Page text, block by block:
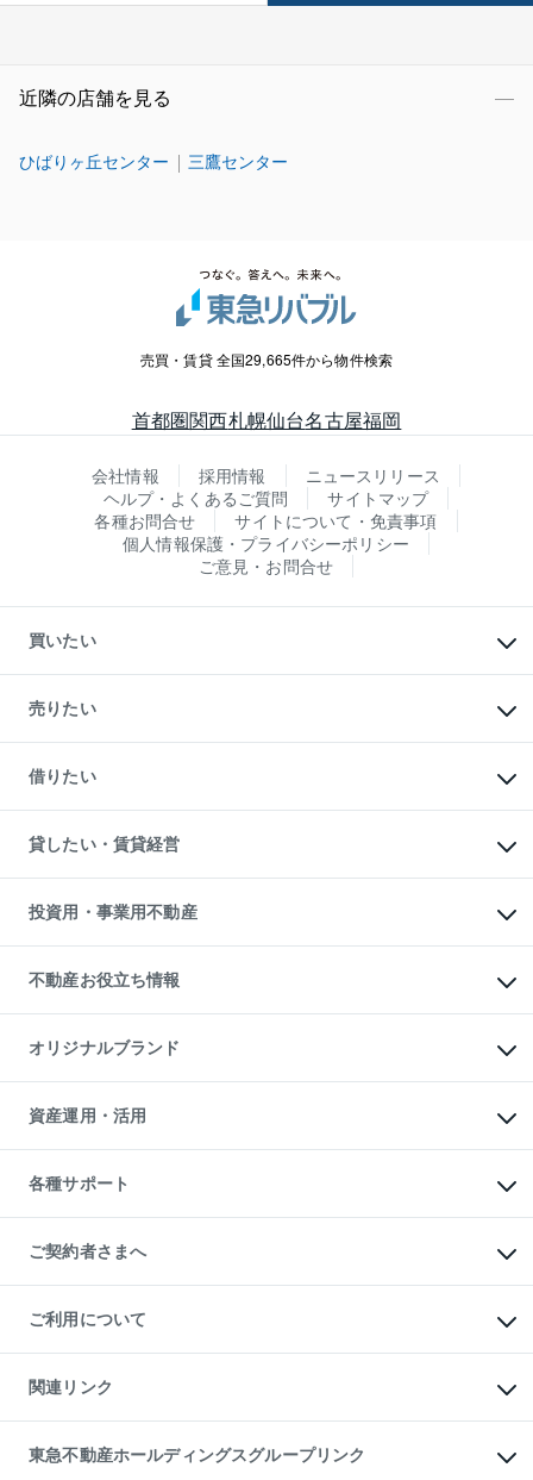
近隣の店舗を見る
ひばりヶ丘センター 三鷹センター
売買・賃貸 全国29,665件から物件検索
首都圏関西札幌仙台名古屋福岡
会社情報 採用情報
ニュースリリース
ヘルプ・よくあるご質問
サイトマップ
各種お問合せ
サイトについて・免責事項
個人情報保護・プライバシーポリシー
ご意見・お問合せ
買いたい
新築・分譲マンションの購入
中古マンションの購入
一戸建ての購入
中古一戸建ての購入
不動産購入の流れ
注目キーワード物件特集
購入ガイド
English 繁体中文簡体中文
売りたい
一戸建ての売却・査定
土地の売却・査定
スピードAI査定
不動産査定について
不動産売却の流れ
不動産買換えの流れ
売却ガイド
借りたい
オフィス・店舗の賃貸
借りるときの流れ
借りるガイド
貸したい・賃貸経営
マンション賃料データ
賃貸管理プラン
リロケーションについて
貸すガイド
投資用・事業用不動産
事業用不動産
マンション投資
投資用マンション
アパート経営
収益物件
ビル購入（ビル一棟）
投資用不動産の売却査定
事業用不動産の売却査定
不動産お役立ち情報
マンションライブラリー
人気マンションランキング
暮らしに役立つ不動産メディア
不動産相場・不動産価格情報
不動産コラム・ニュース
不動産用語集
不動産なんでもネット相談室
住まいの税金
オリジナルブランド
一棟リノベーションマンション
L`GENTE（ルジェンテ）
区分リノベーションマンション
投資用一棟レジデンスWELL
不動産小口投資
LEGACIA（レガシア）
資産運用・活用
不動産M&A
アセットマネジメント・出資
各種サポート
相続サポート
リフォームサポート
ご契約者さまへ
ご紹介・再契約特典
入居者様専用-各種ご案内（賃貸）
東急こすもす会「こすもすWeb」
ご利用について
金融商品取引について
東急リバブル ソーシャルメディアポリシー
ご意見・お問い合わせ（金融商品取引専用の相談・お問い合わせ窓口）
ダイレクトメール（郵送物）・Eメールなどの送付停止について
関連リンク
これからご結婚される方に東急百貨店のブライダルクラブ
人材サービスのご用命は 東急リバブルスタッフ株式会社まで
東急不動産ホールディングスグループリンク